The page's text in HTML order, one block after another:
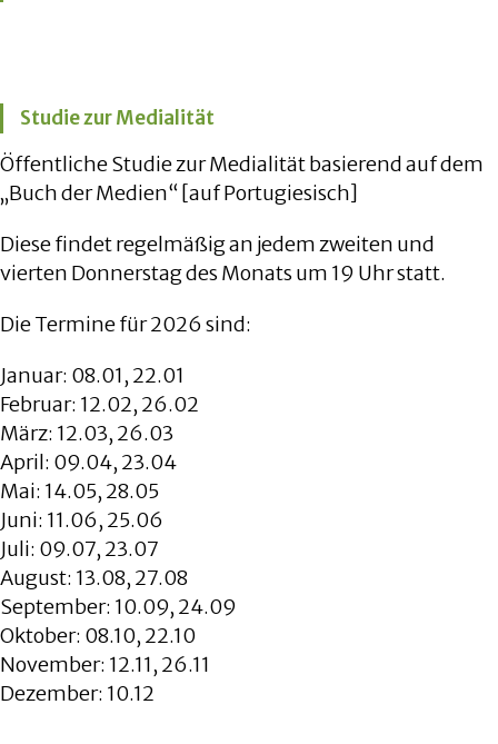
Studie zur Medialität
Öffentliche Studie zur Medialität basierend auf dem
„Buch der Medien“ [auf Portugiesisch]
Diese findet regelmäßig an jedem zweiten und
vierten Donnerstag des Monats um 19 Uhr statt.
Die Termine für 2026 sind:
Januar: 08.01, 22.01
Februar: 12.02, 26.02
März: 12.03, 26.03
April: 09.04, 23.04
Mai: 14.05, 28.05
Juni: 11.06, 25.06
Juli: 09.07, 23.07
August: 13.08, 27.08
September: 10.09, 24.09
Oktober: 08.10, 22.10
November: 12.11, 26.11
Dezember: 10.12